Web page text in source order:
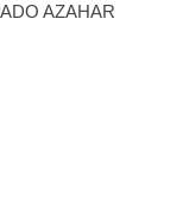
AZAHAR